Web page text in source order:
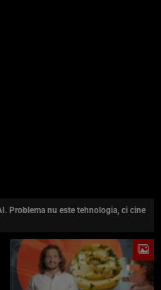
Problema nu este tehnologia, ci cine